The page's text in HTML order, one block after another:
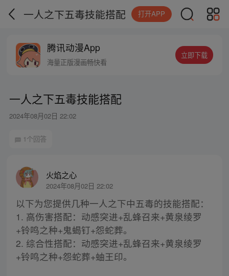
一人之下五毒技能搭配 打开APP
腾讯动漫App
海量正版漫画畅快看
立即下载
一人之下五毒技能搭配
2024年08月02日 22:02
1个回答
火焰之心
2024年08月02日 22:02
以下为您提供几种一人之下中五毒的技能搭配：
1. 高伤害搭配：动感突进+乱蜂召来+黄泉绫罗
+铃鸣之种+鬼蝎钉+怨蛇葬。
2. 综合性搭配：动感突进+乱蜂召来+黄泉绫罗
+铃鸣之种+怨蛇葬+蚰王印。